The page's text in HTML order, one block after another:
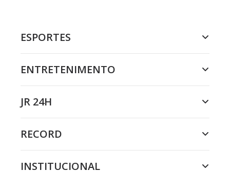
ESPORTES
ENTRETENIMENTO
JR 24H
RECORD
INSTITUCIONAL